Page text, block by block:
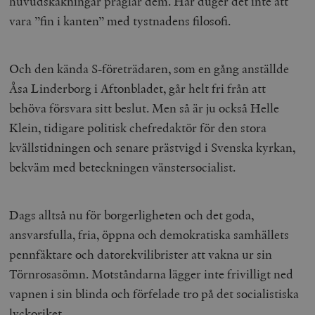
vara ”fin i kanten” med tystnadens filosofi.
Och den kända S-företrädaren, som en gång anställde
Åsa Linderborg i Aftonbladet, går helt fri från att
behöva försvara sitt beslut. Men så är ju också Helle
Klein, tidigare politisk chefredaktör för den stora
kvällstidningen och senare prästvigd i Svenska kyrkan,
bekväm med beteckningen vänstersocialist.
Dags alltså nu för borgerligheten och det goda,
ansvarsfulla, fria, öppna och demokratiska samhällets
pennfäktare och datorekvilibrister att vakna ur sin
Törnrosasömn. Motståndarna lägger inte frivilligt ned
vapnen i sin blinda och förfelade tro på det socialistiska
woocommerce_items_in_cart
Automattic
Inc.
wp_woocommerce_session_[abcdef0123456789]